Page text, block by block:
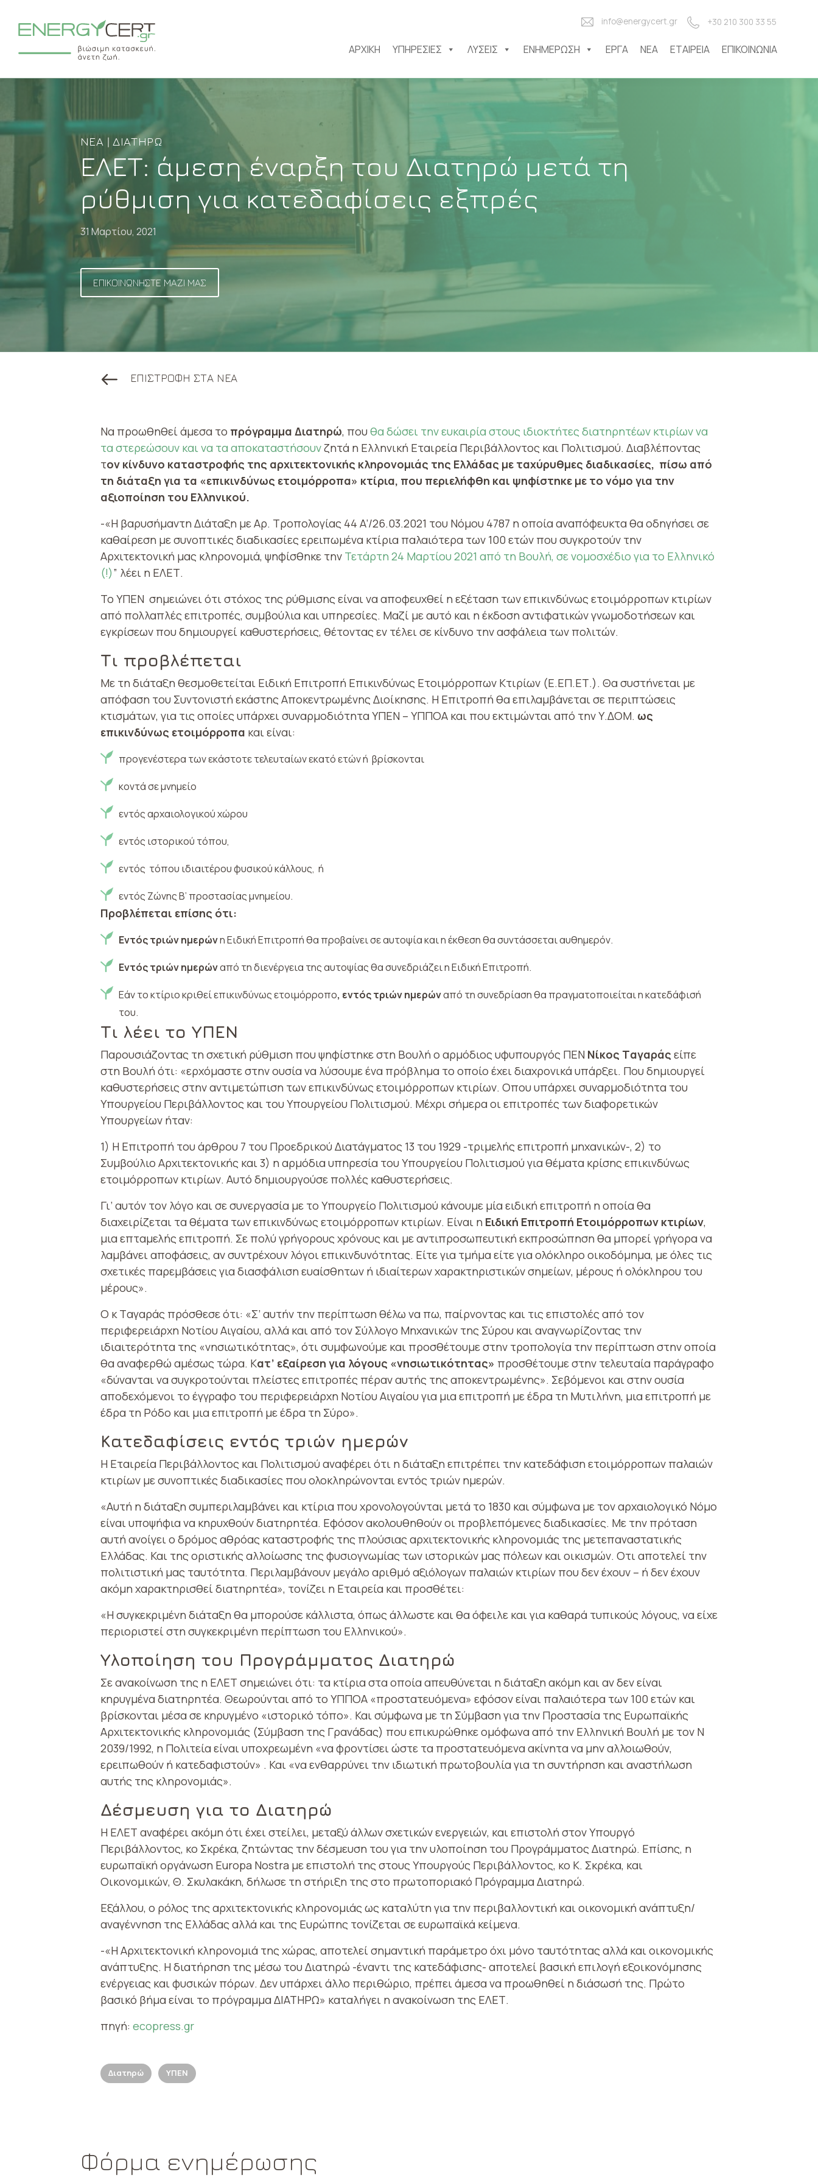
info@energycert.gr +30 210 300 33 55
ΑΡΧΙΚΉ ΥΠΗΡΕΣΊΕΣ ΛΎΣΕΙΣ ΕΝΗΜΈΡΩΣΗ ΈΡΓΑ ΝΈΑ ΕΤΑΙΡΕΊΑ ΕΠΙΚΟΙΝΩΝΊΑ
ΝΈΑ | ΔΙΑΤΗΡΏ
ΕΛΕΤ: άμεση έναρξη του Διατηρώ μετά τη
ρύθμιση για κατεδαφίσεις εξπρές
31 Μαρτίου, 2021
ΕΠΙΚΟΙΝΩΝΗΣΤΕ ΜΑΖΙ ΜΑΣ
ΕΠΙΣΤΡΟΦΗ ΣΤΑ ΝΕΑ
Να προωθηθεί άμεσα το πρόγραμμα Διατηρώ, που θα δώσει την ευκαιρία στους ιδιοκτήτες διατηρητέων κτιρίων να
τα στερεώσουν και να τα αποκαταστήσουνζητά η Ελληνική Εταιρεία Περιβάλλοντος και Πολιτισμού. Διαβλέποντας
τον κίνδυνο καταστροφής της αρχιτεκτονικής κληρονομιάς της Ελλάδας με ταχύρυθμες διαδικασίες, πίσω από
τη διάταξη για τα «επικινδύνως ετοιμόρροπα» κτίρια, που περιελήφθη και ψηφίστηκε με το νόμο για την
αξιοποίηση του Ελληνικού.
-«Η βαρυσήμαντη Διάταξη με Αρ. Τροπολογίας 44 A’/26.03.2021 του Νόμου 4787 η οποία αναπόφευκτα θα οδηγήσει σε
καθαίρεση με συνοπτικές διαδικασίες ερειπωμένα κτίρια παλαιότερα των 100 ετών που συγκροτούν την
Αρχιτεκτονική μας κληρονομιά, ψηφίσθηκε την Τετάρτη 24 Μαρτίου 2021 από τη Βουλή, σε νομοσχέδιο για το Ελληνικό
(!)” λέει η ΕΛΕΤ.
Το ΥΠΕΝ σημειώνει ότι στόχος της ρύθμισης είναι να αποφευχθεί η εξέταση των επικινδύνως ετοιμόρροπων κτιρίων
από πολλαπλές επιτροπές, συμβούλια και υπηρεσίες. Μαζί με αυτό και η έκδοση αντιφατικών γνωμοδοτήσεων και
εγκρίσεων που δημιουργεί καθυστερήσεις, θέτοντας εν τέλει σε κίνδυνο την ασφάλεια των πολιτών.
Τι προβλέπεται
Με τη διάταξη θεσμοθετείται Ειδική Επιτροπή Επικινδύνως Ετοιμόρροπων Κτιρίων (Ε.ΕΠ.ΕΤ.). Θα συστήνεται με
απόφαση του Συντονιστή εκάστης Αποκεντρωμένης Διοίκησης. Η Επιτροπή θα επιλαμβάνεται σε περιπτώσεις
κτισμάτων, για τις οποίες υπάρχει συναρμοδιότητα ΥΠΕΝ – ΥΠΠΟΑ και που εκτιμώνται από την Υ.ΔΟΜ. ως
επικινδύνως ετοιμόρροπα και είναι:
προγενέστερα των εκάστοτε τελευταίων εκατό ετών ή βρίσκονται
κοντά σε μνημείο
εντός αρχαιολογικού χώρου
εντός ιστορικού τόπου,
εντός τόπου ιδιαιτέρου φυσικού κάλλους, ή
εντός Ζώνης Β’ προστασίας μνημείου.
Προβλέπεται επίσης ότι:
Εντός τριών ημερώνη Ειδική Επιτροπή θα προβαίνει σε αυτοψία και η έκθεση θα συντάσσεται αυθημερόν.
Εντός τριών ημερώναπό τη διενέργεια της αυτοψίας θα συνεδριάζει η Ειδική Επιτροπή.
Εάν το κτίριο κριθεί επικινδύνως ετοιμόρροπο, εντός τριών ημερώναπό τη συνεδρίαση θα πραγματοποιείται η κατεδάφισή
του.
Τι λέει το ΥΠΕΝ
Παρουσιάζοντας τη σχετική ρύθμιση που ψηφίστηκε στη Βουλή ο αρμόδιος υφυπουργός ΠΕΝ Νίκος Tαγαράς είπε
στη Βουλή ότι: «ερχόμαστε στην ουσία να λύσουμε ένα πρόβλημα το οποίο έχει διαχρονικά υπάρξει. Που δημιουργεί
καθυστερήσεις στην αντιμετώπιση των επικινδύνως ετοιμόρροπων κτιρίων. Οπου υπάρχει συναρμοδιότητα του
Υπουργείου Περιβάλλοντος και του Υπουργείου Πολιτισμού. Μέχρι σήμερα οι επιτροπές των διαφορετικών
Υπουργείων ήταν:
1) Η Επιτροπή του άρθρου 7 του Προεδρικού Διατάγματος 13 του 1929 -τριμελής επιτροπή μηχανικών-, 2) το
Συμβούλιο Αρχιτεκτονικής και 3) η αρμόδια υπηρεσία του Υπουργείου Πολιτισμού για θέματα κρίσης επικινδύνως
ετοιμόρροπων κτιρίων. Αυτό δημιουργούσε πολλές καθυστερήσεις.
Γι’ αυτόν τον λόγο και σε συνεργασία με το Υπουργείο Πολιτισμού κάνουμε μία ειδική επιτροπή η οποία θα
διαχειρίζεται τα θέματα των επικινδύνως ετοιμόρροπων κτιρίων. Είναι η Ειδική Επιτροπή Ετοιμόρροπων κτιρίων,
μια επταμελής επιτροπή. Σε πολύ γρήγορους χρόνους και με αντιπροσωπευτική εκπροσώπηση θα μπορεί γρήγορα να
λαμβάνει αποφάσεις, αν συντρέχουν λόγοι επικινδυνότητας. Είτε για τμήμα είτε για ολόκληρο οικοδόμημα, με όλες τις
σχετικές παρεμβάσεις για διασφάλιση ευαίσθητων ή ιδιαίτερων χαρακτηριστικών σημείων, μέρους ή ολόκληρου του
μέρους».
Ο κ Tαγαράς πρόσθεσε ότι: «Σ’ αυτήν την περίπτωση θέλω να πω, παίρνοντας και τις επιστολές από τον
περιφερειάρχη Νοτίου Αιγαίου, αλλά και από τον Σύλλογο Μηχανικών της Σύρου και αναγνωρίζοντας την
ιδιαιτερότητα της «νησιωτικότητας», ότι συμφωνούμε και προσθέτουμε στην τροπολογία την περίπτωση στην οποία
θα αναφερθώ αμέσως τώρα. Κατ’ εξαίρεση για λόγους «νησιωτικότητας» προσθέτουμε στην τελευταία παράγραφο
«δύνανται να συγκροτούνται πλείστες επιτροπές πέραν αυτής της αποκεντρωμένης». Σεβόμενοι και στην ουσία
αποδεχόμενοι το έγγραφο του περιφερειάρχη Νοτίου Αιγαίου για μια επιτροπή με έδρα τη Μυτιλήνη, μια επιτροπή με
έδρα τη Ρόδο και μια επιτροπή με έδρα τη Σύρο».
Κατεδαφίσεις εντός τριών ημερών
Η Εταιρεία Περιβάλλοντος και Πολιτισμού αναφέρει ότι η διάταξη επιτρέπει την κατεδάφιση ετοιμόρροπων παλαιών
κτιρίων με συνοπτικές διαδικασίες που ολοκληρώνονται εντός τριών ημερών.
«Αυτή η διάταξη συμπεριλαμβάνει και κτίρια που χρονολογούνται μετά το 1830 και σύμφωνα με τον αρχαιολογικό Νόμο
είναι υποψήφια να κηρυχθούν διατηρητέα. Εφόσον ακολουθηθούν οι προβλεπόμενες διαδικασίες. Με την πρόταση
αυτή ανοίγει ο δρόμος αθρόας καταστροφής της πλούσιας αρχιτεκτονικής κληρονομιάς της μετεπαναστατικής
Ελλάδας. Και της οριστικής αλλοίωσης της φυσιογνωμίας των ιστορικών μας πόλεων και οικισμών. Οτι αποτελεί την
πολιτιστική μας ταυτότητα. Περιλαμβάνουν μεγάλο αριθμό αξιόλογων παλαιών κτιρίων που δεν έχουν – ή δεν έχουν
ακόμη χαρακτηρισθεί διατηρητέα», τονίζει η Εταιρεία και προσθέτει:
«Η συγκεκριμένη διάταξη θα μπορούσε κάλλιστα, όπως άλλωστε και θα όφειλε και για καθαρά τυπικούς λόγους, να είχε
περιοριστεί στη συγκεκριμένη περίπτωση του Ελληνικού».
Υλοποίηση του Προγράμματος Διατηρώ
Σε ανακοίνωση της η ΕΛΕΤ σημειώνει ότι: τα κτίρια στα οποία απευθύνεται η διάταξη ακόμη και αν δεν είναι
κηρυγμένα διατηρητέα. Θεωρούνται από το ΥΠΠΟΑ «προστατευόμενα» εφόσον είναι παλαιότερα των 100 ετών και
βρίσκονται μέσα σε κηρυγμένο «ιστορικό τόπο». Και σύμφωνα με τη Σύμβαση για την Προστασία της Ευρωπαϊκής
Αρχιτεκτονικής κληρονομιάς (Σύμβαση της Γρανάδας) που επικυρώθηκε ομόφωνα από την Ελληνική Βουλή με τον Ν
2039/1992, η Πολιτεία είναι υποχρεωμένη «να φροντίσει ώστε τα προστατευόμενα ακίνητα να μην αλλοιωθούν,
ερειπωθούν ή κατεδαφιστούν» . Και «να ενθαρρύνει την ιδιωτική πρωτοβουλία για τη συντήρηση και αναστήλωση
αυτής της κληρονομιάς».
Δέσμευση για το Διατηρώ
Η ΕΛΕΤ αναφέρει ακόμη ότι έχει στείλει, μεταξύ άλλων σχετικών ενεργειών, και επιστολή στον Υπουργό
Περιβάλλοντος, κο Σκρέκα, ζητώντας την δέσμευση του για την υλοποίηση του Προγράμματος Διατηρώ. Επίσης, η
ευρωπαϊκή οργάνωση Europa Nostra με επιστολή της στους Υπουργούς Περιβάλλοντος, κο K. Σκρέκα, και
Οικονομικών, Θ. Σκυλακάκη, δήλωσε τη στήριξη της στο πρωτοποριακό Πρόγραμμα Διατηρώ.
Εξάλλου, ο ρόλος της αρχιτεκτονικής κληρονομιάς ως καταλύτη για την περιβαλλοντική και οικονομική ανάπτυξη/
αναγέννηση της Ελλάδας αλλά και της Ευρώπης τονίζεται σε ευρωπαϊκά κείμενα.
-«Η Αρχιτεκτονική κληρονομιά της χώρας, αποτελεί σημαντική παράμετρο όχι μόνο ταυτότητας αλλά και οικονομικής
ανάπτυξης. Η διατήρηση της μέσω του Διατηρώ -έναντι της κατεδάφισης- αποτελεί βασική επιλογή εξοικονόμησης
ενέργειας και φυσικών πόρων. Δεν υπάρχει άλλο περιθώριο, πρέπει άμεσα να προωθηθεί η διάσωσή της. Πρώτο
βασικό βήμα είναι το πρόγραμμα ΔΙΑΤΗΡΩ» καταλήγει η ανακοίνωση της ΕΛΕΤ.
πηγή: ecopress.gr
Διατηρώ ΥΠΕΝ
Φόρμα ενημέρωσης